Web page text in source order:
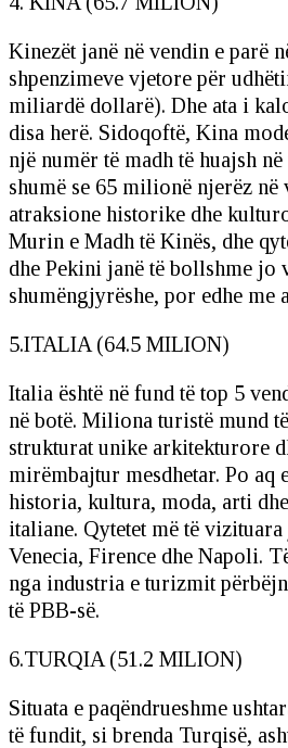
Kinezët janë në vendin e parë
shpenzimeve vjetore për
miliardë dollarë). Dhe ata i
disa herë. Sidoqoftë, Kina
një numër të madh të huajsh
shumë se 65 milionë njerëz në
atraksione historike dhe
Murin e Madh të Kinës, dhe
dhe Pekini janë të bollshme jo
shumëngjyrëshe, por edhe me
5.ITALIA (64.5 MILION)
Italia është në fund të top 5
në botë. Miliona turistë mund
strukturat unike arkitekturore
mirëmbajtur mesdhetar. Po aq
historia, kultura, moda, arti
italiane. Qytetet më të
Venecia, Firence dhe Napoli.
nga industria e turizmit
të PBB-së.
6.TURQIA (51.2 MILION)
Situata e paqëndrueshme
të fundit, si brenda Turqisë,